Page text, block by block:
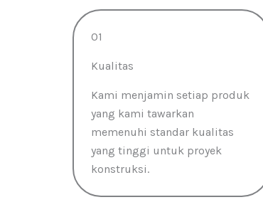
01
Kualitas
Kami menjamin setiap produk
yang kami tawarkan
memenuhi standar kualitas
yang tinggi untuk proyek
konstruksi.